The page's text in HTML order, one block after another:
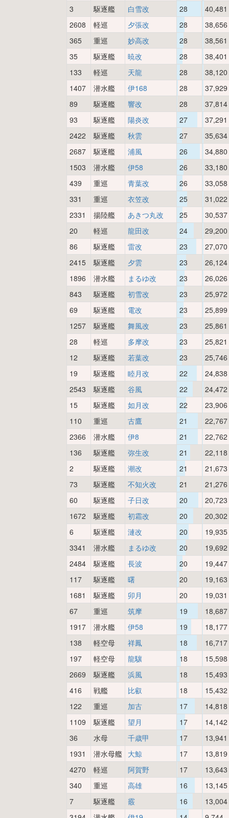
3
駆逐艦 白雪改 28
40,481
2608
軽巡 夕張改 28
38,656
365
重巡 妙高改 28
38,561
35
駆逐艦 暁改 28
38,401
133
軽巡 天龍 28
38,120
1407
潜水艦 伊168 28
37,929
89
駆逐艦 響改 28
37,814
93
駆逐艦 陽炎改 27
37,291
2422
駆逐艦 秋雲 27
35,634
2687
駆逐艦 浦風 26
34,880
1503
潜水艦 伊58 26
33,180
439
重巡 青葉改 26
33,058
331
重巡 衣笠改 25
31,022
2331
揚陸艦 あきつ丸改 25
30,537
20
軽巡 龍田改 24
29,200
86
駆逐艦 雷改 23
27,070
2415
駆逐艦 夕雲 23
26,124
1896
潜水艦 まるゆ改 23
26,026
843
駆逐艦 初雪改 23
25,972
69
駆逐艦 電改 23
25,899
1257
駆逐艦 舞風改 23
25,861
28
軽巡 多摩改 23
25,821
12
駆逐艦 若葉改 23
25,746
19
駆逐艦 睦月改 22
24,838
2543
駆逐艦 谷風 22
24,472
15
駆逐艦 如月改 22
23,906
110
重巡 古鷹 21
22,767
2366
潜水艦 伊8 21
22,762
136
駆逐艦 弥生改 21
22,118
2
駆逐艦 潮改 21
21,673
73
駆逐艦 不知火改 21
21,276
60
駆逐艦 子日改 20
20,723
1672
駆逐艦 初霜改 20
20,302
6
駆逐艦 漣改 20
19,935
3341
潜水艦 まるゆ改 20
19,692
2484
駆逐艦 長波 20
19,447
117
駆逐艦 曙 20
19,163
1681
駆逐艦 卯月 20
19,031
67
重巡 筑摩 19
18,687
1917
潜水艦 伊58 19
18,177
138
軽空母 祥鳳 18
16,717
197
軽空母 龍驤 18
15,598
2669
駆逐艦 浜風 18
15,493
416
戦艦 比叡 18
15,432
122
重巡 加古 17
14,818
1109
駆逐艦 望月 17
14,142
36
水母 千歳甲 17
13,941
1931
潜水母艦 大鯨 17
13,819
4270
軽巡 阿賀野 17
13,643
340
重巡 高雄 16
13,145
7
駆逐艦 霰 16
13,004